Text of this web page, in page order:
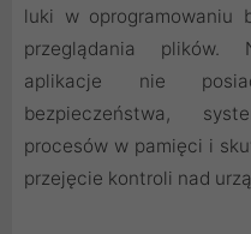
luki w oprogramowaniu
przeglądania plików.
aplikacje nie
bezpieczeństwa,
procesów w pamięci i
przejęcie kontroli nad